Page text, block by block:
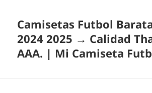
Camisetas Futbol
2024 2025 → Calidad
AAA. | Mi Camiseta